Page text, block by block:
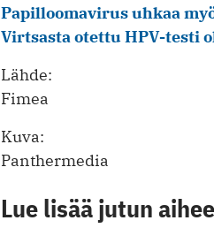
Papilloomavirus uhkaa
Virtsasta otettu HPV-testi
Lähde:
Fimea
Kuva:
Panthermedia
Lue lisää jutun